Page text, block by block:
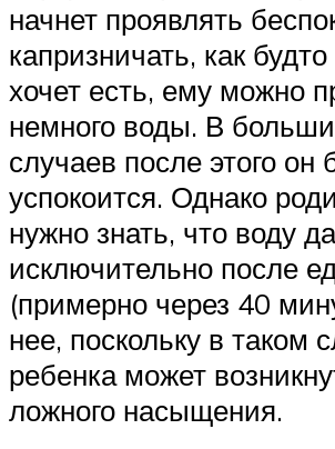
начнет проявлять
капризничать, как
хочет есть, ему можно
немного воды. В
случаев после этого он
успокоится. Однако
нужно знать, что воду
исключительно после
(примерно через 40
нее, поскольку в таком
ребенка может
ложного насыщения.